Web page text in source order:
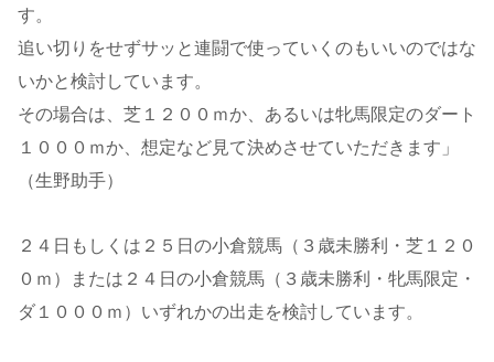
す。
追い切りをせずサッと連闘で使っていくのもいいのではな
いかと検討しています。
その場合は、芝１２００ｍか、あるいは牝馬限定のダート
１０００ｍか、想定など見て決めさせていただきます」
（生野助手）
２４日もしくは２５日の小倉競馬（３歳未勝利・芝１２０
０ｍ）または２４日の小倉競馬（３歳未勝利・牝馬限定・
ダ１０００ｍ）いずれかの出走を検討しています。